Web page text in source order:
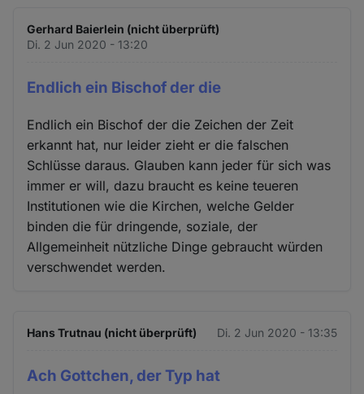
Gerhard Baierlein (nicht überprüft)
Di. 2 Jun 2020 - 13:20
Endlich ein Bischof der die
Endlich ein Bischof der die Zeichen der Zeit
erkannt hat, nur leider zieht er die falschen
Schlüsse daraus. Glauben kann jeder für sich was
immer er will, dazu braucht es keine teueren
Institutionen wie die Kirchen, welche Gelder
binden die für dringende, soziale, der
Allgemeinheit nützliche Dinge gebraucht würden
verschwendet werden.
Hans Trutnau (nicht überprüft) Di. 2 Jun 2020 - 13:35
Ach Gottchen, der Typ hat